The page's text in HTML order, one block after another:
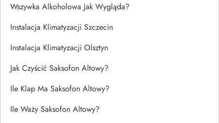
Wszywka Alkoholowa Jak Wygląda?
Instalacja Klimatyzacji Szczecin
Instalacja Klimatyzacji Olsztyn
Jak Czyścić Saksofon Altowy?
Ile Klap Ma Saksofon Altowy?
Ile Waży Saksofon Altowy?